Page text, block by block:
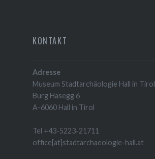
KONTAKT
Adresse
Museum Stadtarchäologie Hall in Tirol
Burg Hasegg 6
A-6060 Hall in Tirol
Tel +43-5223-21711
office[at]stadtarchaeologie-hall.at